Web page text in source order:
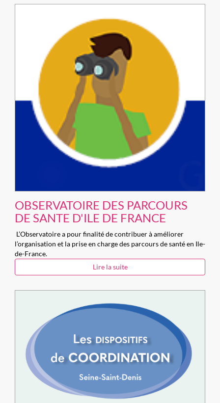
OBSERVATOIRE DES PARCOURS
DE SANTE D'ILE DE FRANCE
L’Observatoire a pour finalité de contribuer à améliorer
l’organisation et la prise en charge des parcours de santé en Ile-
de-France.
Lire la suite